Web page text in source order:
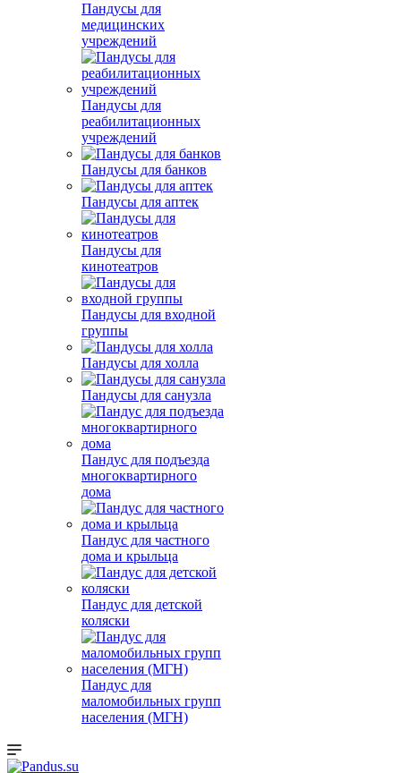
Пандусы для
медицинских
учреждений
Пандусы для
реабилитационных
учреждений
Пандусы для банков
Пандусы для аптек
Пандусы для
кинотеатров
Пандусы для входной
группы
Пандусы для холла
Пандусы для санузла
Пандус для подъезда
многоквартирного
дома
Пандус для частного
дома и крыльца
Пандус для детской
коляски
Пандус для
маломобильных групп
населения (МГН)